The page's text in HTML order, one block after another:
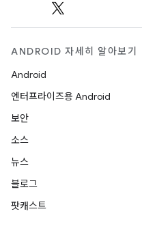
ANDROID 자세히 알아보기
Android
엔터프라이즈용 Android
보안
소스
뉴스
블로그
팟캐스트